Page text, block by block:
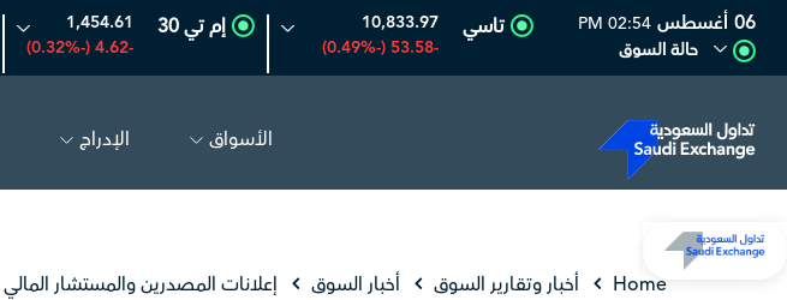
0.00 (0.00%)
06 أغسطس
02:54 PM
حالة السوق
تاسي
10,833.97
-53.58 (-0.49%)
إم تي 30
1,454.61
-4.62 (-0.32%)
الأسواق الإدراج
Home أخبار وتقارير السوق أخبار السوق إعلانات المصدرين والمستشار المالي